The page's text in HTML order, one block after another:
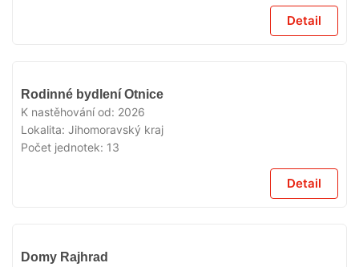
Detail
Rodinné bydlení Otnice
K nastěhování od: 2026
Lokalita: Jihomoravský kraj
Počet jednotek: 13
Detail
Domy Rajhrad